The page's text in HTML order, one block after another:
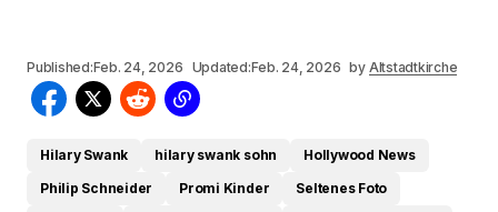
Published:Feb. 24, 2026 Updated:Feb. 24, 2026 by Altstadtkirche
Hilary Swank hilary swank sohn
Hollywood News
Philip Schneider
Promi Kinder
Seltenes Foto